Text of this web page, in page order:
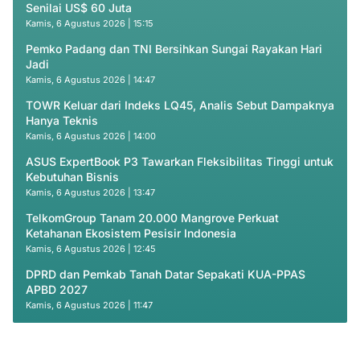
Senilai US$ 60 Juta
Kamis, 6 Agustus 2026 | 15:15
Pemko Padang dan TNI Bersihkan Sungai Rayakan Hari
Jadi
Kamis, 6 Agustus 2026 | 14:47
TOWR Keluar dari Indeks LQ45, Analis Sebut Dampaknya
Hanya Teknis
Kamis, 6 Agustus 2026 | 14:00
ASUS ExpertBook P3 Tawarkan Fleksibilitas Tinggi untuk
Kebutuhan Bisnis
Kamis, 6 Agustus 2026 | 13:47
TelkomGroup Tanam 20.000 Mangrove Perkuat
Ketahanan Ekosistem Pesisir Indonesia
Kamis, 6 Agustus 2026 | 12:45
DPRD dan Pemkab Tanah Datar Sepakati KUA-PPAS
APBD 2027
Kamis, 6 Agustus 2026 | 11:47